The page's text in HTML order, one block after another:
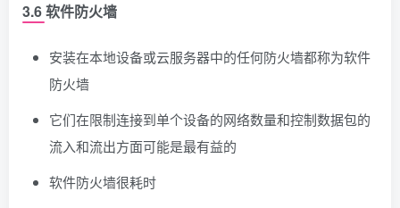
3.6 软件防火墙
安装在本地设备或云服务器中的任何防火墙都称为软件
防火墙
它们在限制连接到单个设备的网络数量和控制数据包的
流入和流出方面可能是最有益的
软件防火墙很耗时